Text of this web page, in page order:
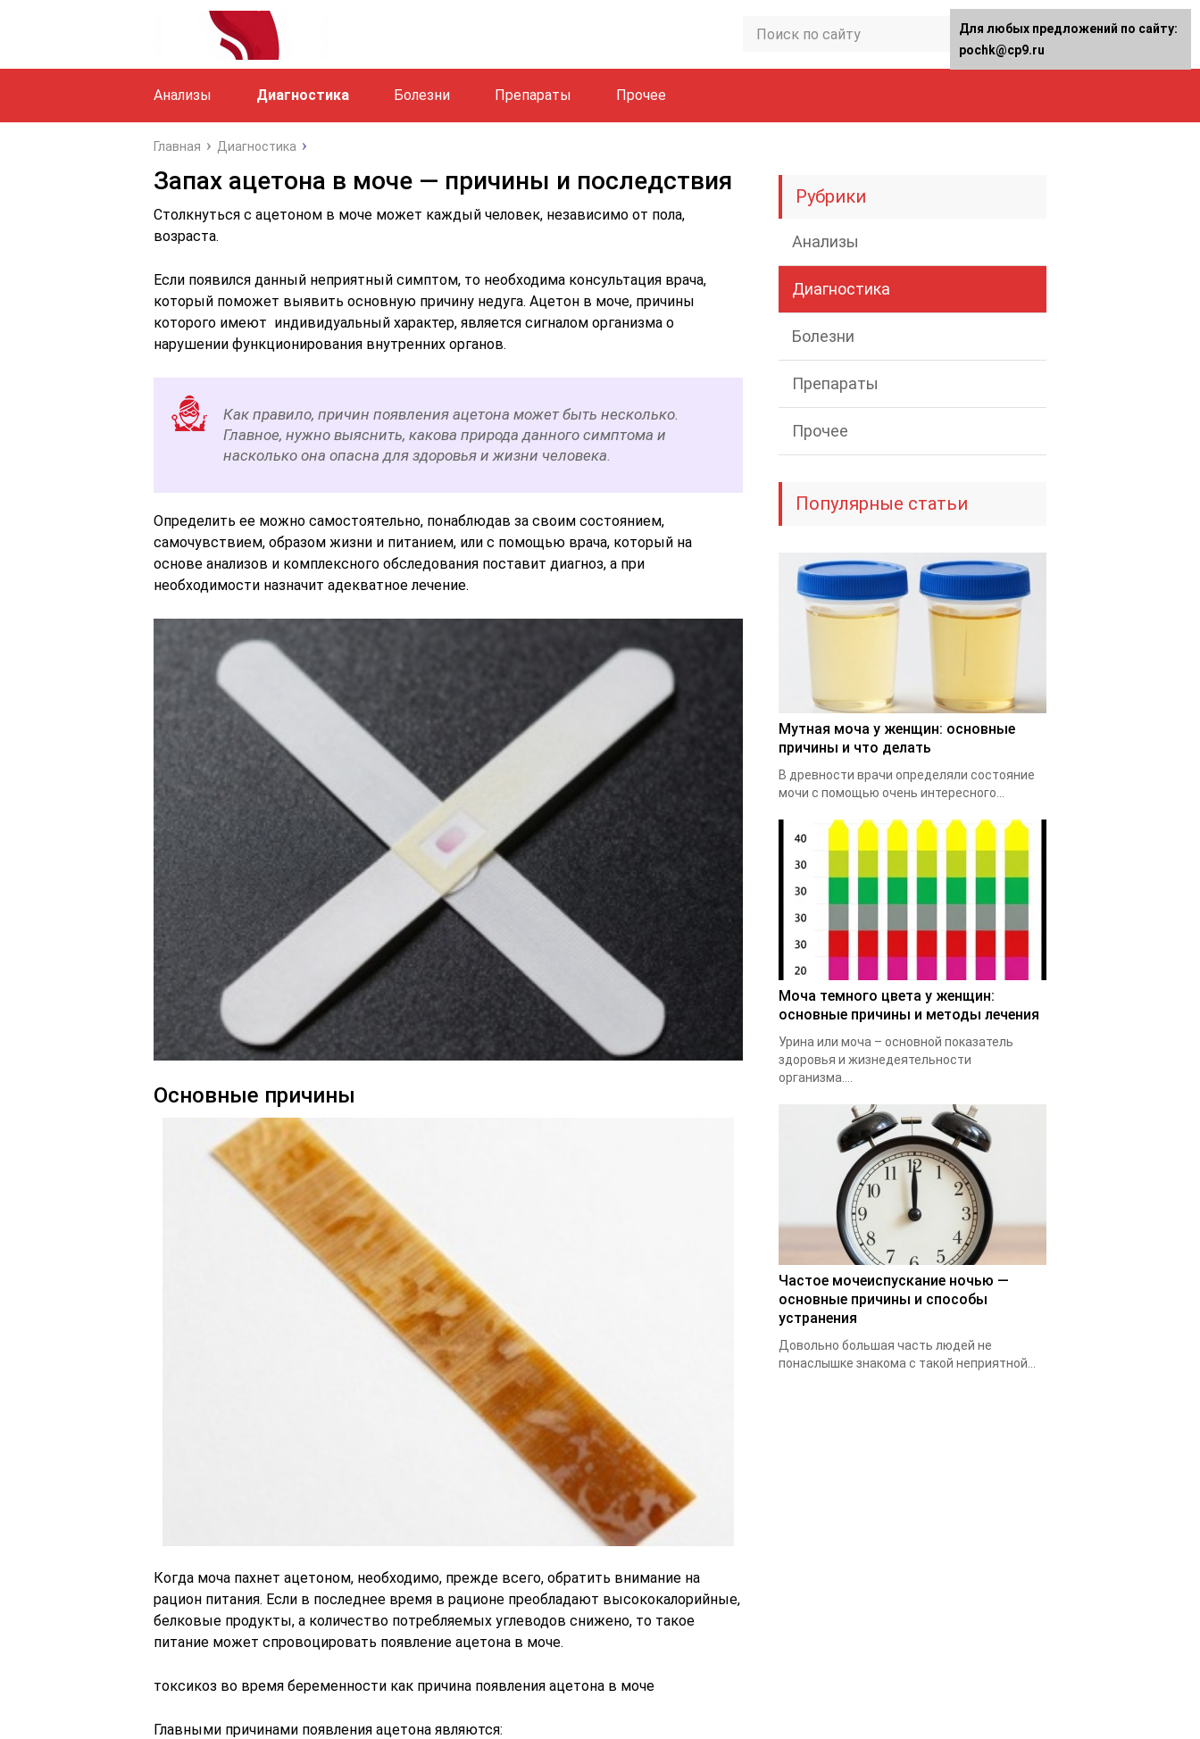
Анализы Диагностика Болезни Препараты Прочее
Главная Диагностика
Запах ацетона в моче — причины и последствия
Столкнуться с ацетоном в моче может каждый человек, независимо от пола,
возраста.
Если появился данный неприятный симптом, то необходима консультация врача,
который поможет выявить основную причину недуга. Ацетон в моче, причины
которого имеют индивидуальный характер, является сигналом организма о
нарушении функционирования внутренних органов.
Как правило, причин появления ацетона может быть несколько.
Главное, нужно выяснить, какова природа данного симптома и
насколько она опасна для здоровья и жизни человека.
Определить ее можно самостоятельно, понаблюдав за своим состоянием,
самочувствием, образом жизни и питанием, или с помощью врача, который на
основе анализов и комплексного обследования поставит диагноз, а при
необходимости назначит адекватное лечение.
Основные причины
Когда моча пахнет ацетоном, необходимо, прежде всего, обратить внимание на
рацион питания. Если в последнее время в рационе преобладают высококалорийные,
белковые продукты, а количество потребляемых углеводов снижено, то такое
питание может спровоцировать появление ацетона в моче.
токсикоз во время беременности как причина появления ацетона в моче
Главными причинами появления ацетона являются:
Рубрики
Анализы
Диагностика
Болезни
Препараты
Прочее
Популярные статьи
Мутная моча у женщин: основные
причины и что делать
В древности врачи определяли состояние
мочи с помощью очень интересного...
Моча темного цвета у женщин:
основные причины и методы лечения
Урина или моча – основной показатель
здоровья и жизнедеятельности
организма....
Частое мочеиспускание ночью —
основные причины и способы
устранения
Довольно большая часть людей не
понаслышке знакома с такой неприятной...
Для любых предложений по сайту:
pochk@cp9.ru